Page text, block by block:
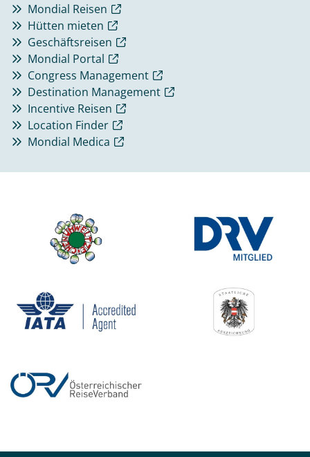
Mondial Reisen
Hütten mieten
Geschäftsreisen
Mondial Portal
Congress Management
Destination Management
Incentive Reisen
Location Finder
Mondial Medica